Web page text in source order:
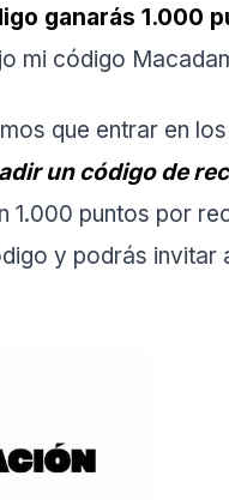
ganarás 1.000
mi código
que entrar en
un código de
1.000 puntos por
y podrás invitar